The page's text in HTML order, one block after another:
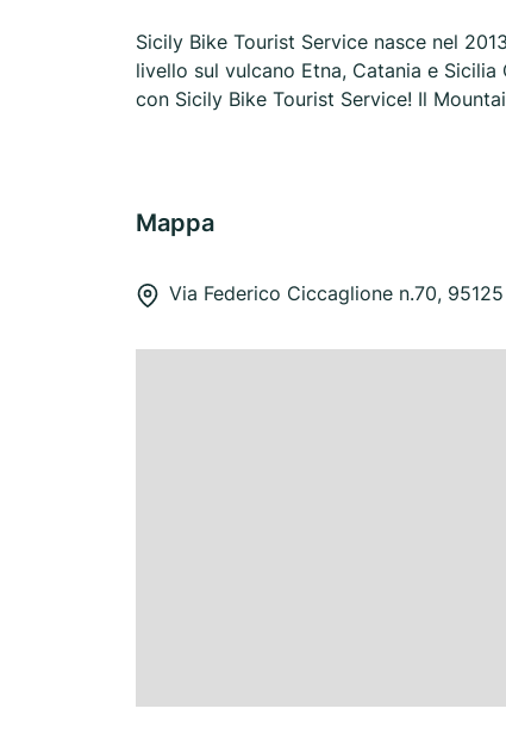
Sicily Bike Tourist Service nasce nel
livello sul vulcano Etna, Catania e
con Sicily Bike Tourist Service! Il
Mappa
Via Federico Ciccaglione n.70,